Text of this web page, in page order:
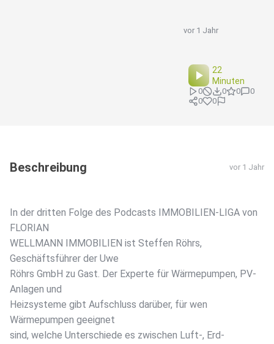
vor 1 Jahr
22
Minuten
0 0 0
0
0
0
Beschreibung vor 1 Jahr
In der dritten Folge des Podcasts IMMOBILIEN-LIGA von
FLORIAN
WELLMANN IMMOBILIEN ist Steffen Röhrs,
Geschäftsführer der Uwe
Röhrs GmbH zu Gast. Der Experte für Wärmepumpen, PV-
Anlagen und
Heizsysteme gibt Aufschluss darüber, für wen
Wärmepumpen geeignet
sind, welche Unterschiede es zwischen Luft-, Erd-